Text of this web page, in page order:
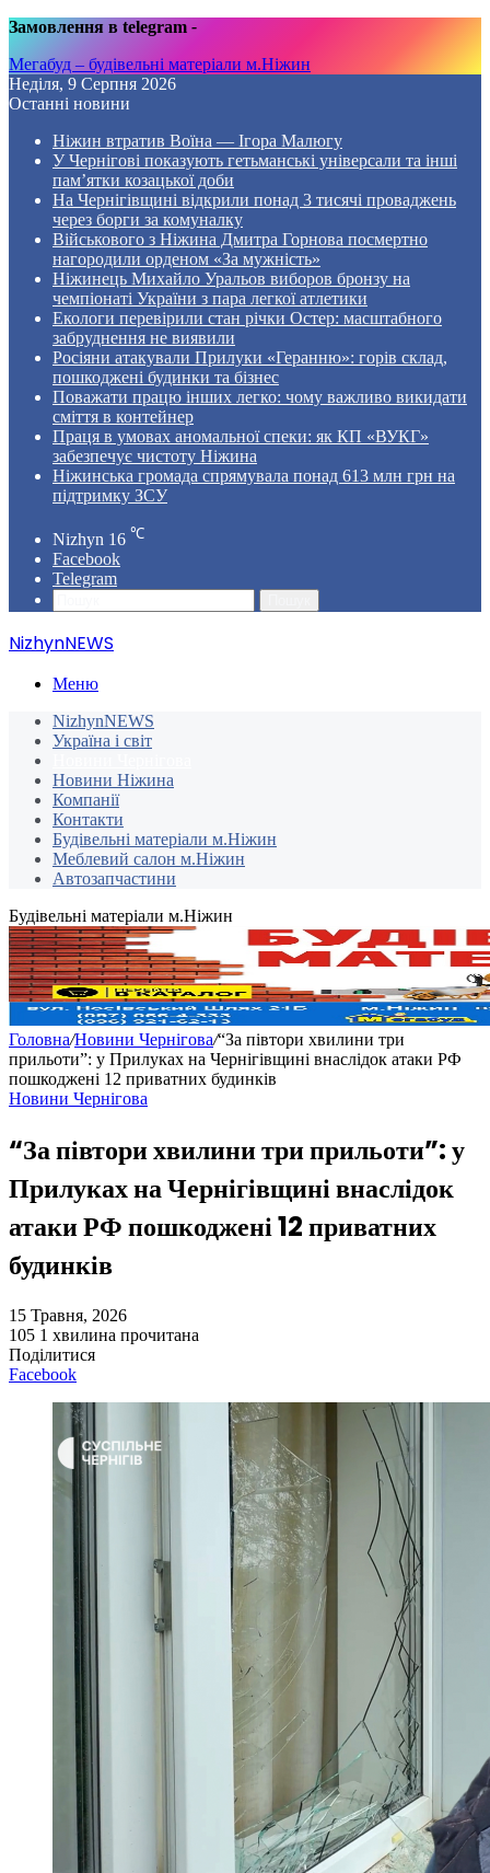
Замовлення в telegram -
Мегабуд – будівельні матеріали м.Ніжин
Неділя, 9 Серпня 2026
Останні новини
Ніжин втратив Воїна — Ігора Малюгу
У Чернігові показують гетьманські універсали та інші
пам’ятки козацької доби
На Чернігівщині відкрили понад 3 тисячі проваджень
через борги за комуналку
Військового з Ніжина Дмитра Горнова посмертно
нагородили орденом «За мужність»
Ніжинець Михайло Уральов виборов бронзу на
чемпіонаті України з пара легкої атлетики
Екологи перевірили стан річки Остер: масштабного
забруднення не виявили
Росіяни атакували Прилуки «Геранню»: горів склад,
пошкоджені будинки та бізнес
Поважати працю інших легко: чому важливо викидати
сміття в контейнер
Праця в умовах аномальної спеки: як КП «ВУКГ»
забезпечує чистоту Ніжина
Ніжинська громада спрямувала понад 613 млн грн на
підтримку ЗСУ
Nizhyn 16 ℃
Facebook
Telegram
NizhynNEWS
Меню
NizhynNEWS
Україна і світ
Новини Ніжина
Компанії
Контакти
Будівельні матеріали м.Ніжин
Меблевий салон м.Ніжин
Автозапчастини
Будівельні матеріали м.Ніжин
Головна/Новини Чернігова/“За півтори хвилини три
прильоти”: у Прилуках на Чернігівщині внаслідок атаки РФ
пошкоджені 12 приватних будинків
Новини Чернігова
“За півтори хвилини три прильоти”: у
Прилуках на Чернігівщині внаслідок
атаки РФ пошкоджені 12 приватних
будинків
15 Травня, 2026
105 1 хвилина прочитана
Поділитися
Facebook